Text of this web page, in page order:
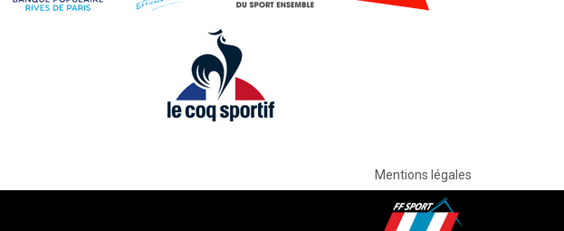
Mentions légales